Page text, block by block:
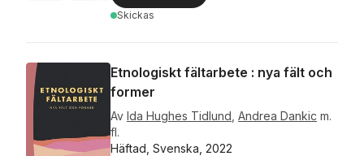
Skickas
Etnologiskt fältarbete : nya fält och
former
Av Ida Hughes Tidlund Andrea Dankic m.
fl.
Häftad, Svenska, 2022